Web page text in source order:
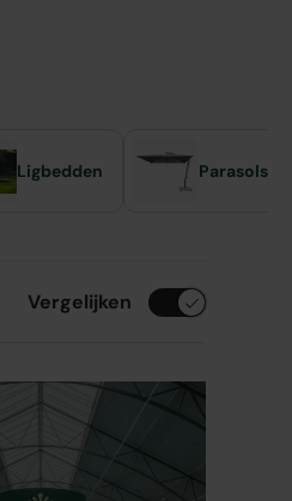
Ligbedden Parasols &
Vergelijken